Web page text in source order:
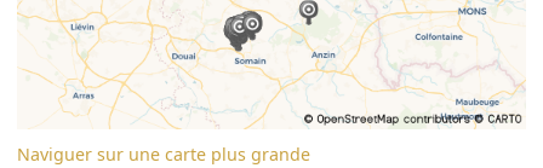
Naviguer sur une carte plus grande